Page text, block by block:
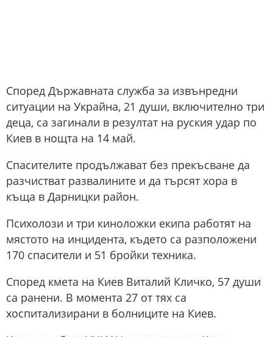
Според Държавната служба за извънредни
ситуации на Украйна, 21 души, включително три
деца, са загинали в резултат на руския удар по
Киев в нощта на 14 май.
Спасителите продължават без прекъсване да
разчистват развалините и да търсят хора в
къща в Дарницки район.
Психолози и три киноложки екипа работят на
мястото на инцидента, където са разположени
170 спасители и 51 бройки техника.
Според кмета на Киев Виталий Кличко, 57 души
са ранени. В момента 27 от тях са
хоспитализирани в болниците на Киев.